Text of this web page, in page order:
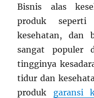
Bisnis alas
produk
kesehatan, dan
sangat populer
tingginya
tidur dan
produk garansi